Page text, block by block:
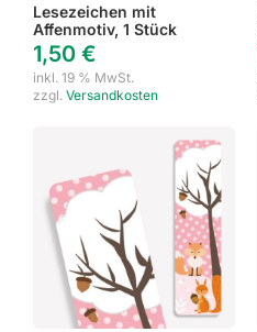
Lesezeichen mit
Affenmotiv, 1 Stück
1,50 €
inkl. 19 % MwSt.
zzgl. Versandkosten